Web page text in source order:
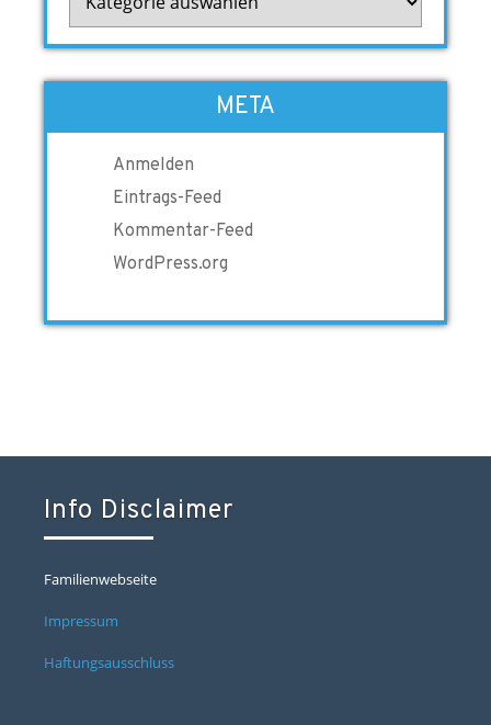
META
Anmelden
Eintrags-Feed
Kommentar-Feed
WordPress.org
Info Disclaimer
Familienwebseite
Impressum
Haftungsausschluss